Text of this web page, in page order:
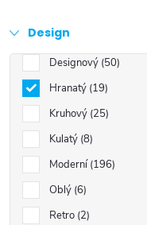
Design
Designový 50
Hranatý 19
Kruhový 25
Kulatý 8
Moderní 196
Oblý 6
Retro 2